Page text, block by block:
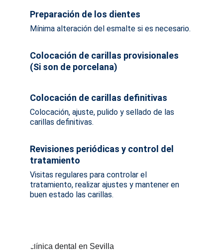
Preparación de los dientes
Mínima alteración del esmalte si es necesario.
Colocación de carillas provisionales
(Si son de porcelana)
Colocación de carillas definitivas
Colocación, ajuste, pulido y sellado de las
carillas definitivas.
Revisiones periódicas y control del
tratamiento
Visitas regulares para controlar el
tratamiento, realizar ajustes y mantener en
buen estado las carillas.